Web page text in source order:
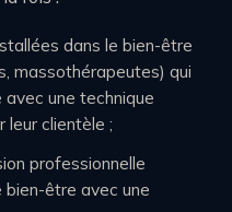
dans le bien-être
massothérapeutes) qui
une technique
leur clientèle ;
professionnelle
bien-être avec une